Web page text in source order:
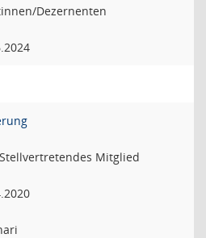
Dezernenten
Mitglied